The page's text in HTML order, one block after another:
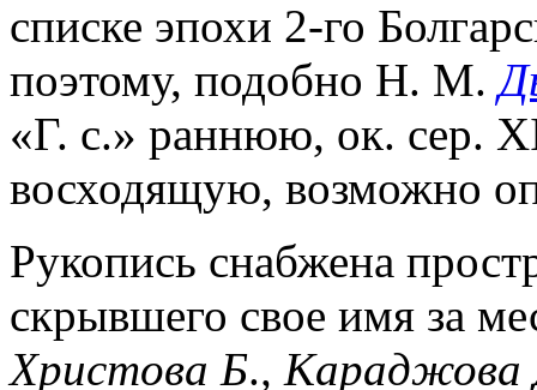
списке эпохи 2-го
поэтому, подобно Н. М.
«Г. с.» раннюю, ок. сер.
восходящую, возможно
Рукопись снабжена
скрывшего свое имя за
Христова Б., Караджова